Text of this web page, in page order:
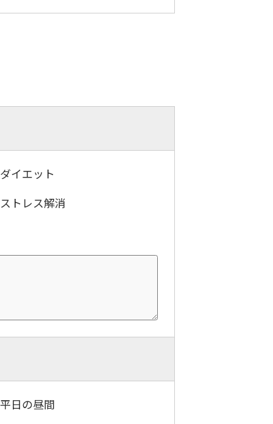
イエット
トレス解消
日の昼間